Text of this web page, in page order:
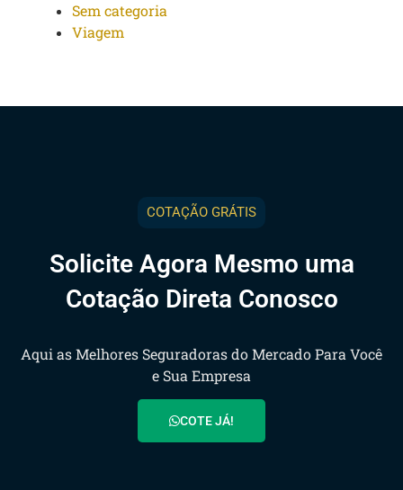
Sem categoria
Viagem
COTAÇÃO GRÁTIS
Solicite Agora Mesmo uma
Cotação Direta Conosco
Aqui as Melhores Seguradoras do Mercado Para Você
e Sua Empresa
COTE JÁ!